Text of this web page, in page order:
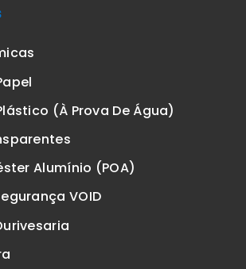
(à Prova De Água)
Alumínio (POA)
VOID